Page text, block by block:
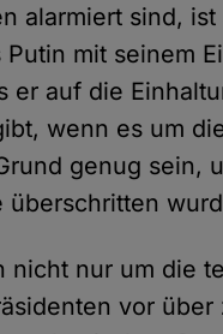
alarmiert sind,
Putin mit seinem
er auf die
wenn es um
genug sein,
überschritten
nicht nur um die
vor